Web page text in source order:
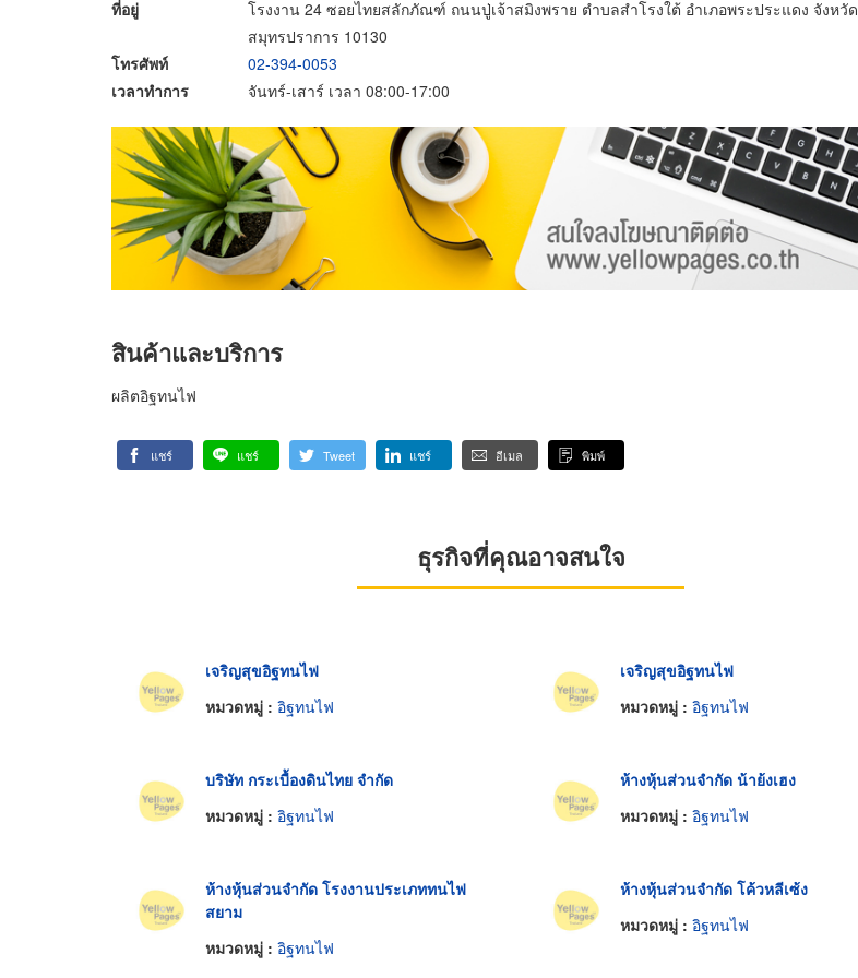
ที่อยู่
โรงงาน 24 ซอยไทยสลักภัณฑ์ ถนนปู่เจ้าสมิงพราย ตำบลสำโรงใต้ อำเภอพระประแดง จังหวัด
สมุทรปราการ 10130
โทรศัพท์
02-394-0053
เวลาทำการ
จันทร์-เสาร์ เวลา 08:00-17:00
สินค้าและบริการ
ผลิตอิฐทนไฟ
แชร์ แชร์ Tweet แชร์ อีเมล พิมพ์
ธุรกิจที่คุณอาจสนใจ
เจริญสุขอิฐทนไฟ
หมวดหมู่ : อิฐทนไฟ
เจริญสุขอิฐทนไฟ
หมวดหมู่ : อิฐทนไฟ
บริษัท กระเบื้องดินไทย จำกัด
หมวดหมู่ : อิฐทนไฟ
ห้างหุ้นส่วนจำกัด น้าย้งเฮง
หมวดหมู่ : อิฐทนไฟ
ห้างหุ้นส่วนจำกัด โรงงานประเภททนไฟ
สยาม
หมวดหมู่ : อิฐทนไฟ
ห้างหุ้นส่วนจำกัด โค้วหลีเซ้ง
หมวดหมู่ : อิฐทนไฟ